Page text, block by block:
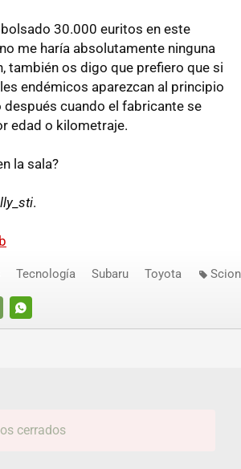
30.000 euritos en este
me haría absolutamente ninguna
también os digo que prefiero que si
endémicos aparezcan al principio
después cuando el fabricante se
edad o kilometraje.
la sala?
.
WHATSAPP
Tecnología Subaru Toyota Scion
cerrados